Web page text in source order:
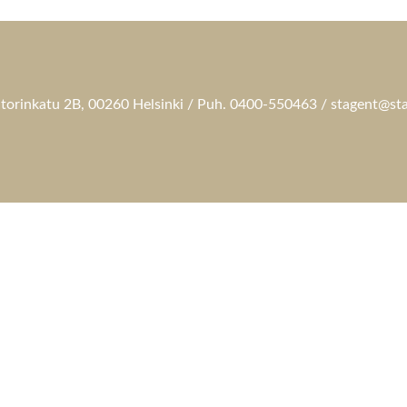
2B, 00260 Helsinki / Puh. 0400-550463 /